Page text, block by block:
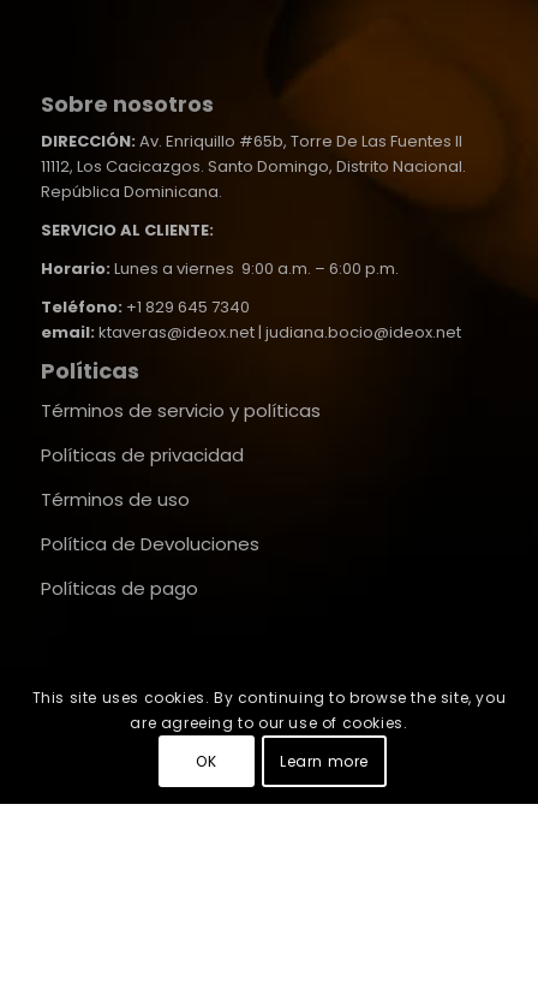
Sobre nosotros
DIRECCIÓN: Av. Enriquillo #65b, Torre De Las Fuentes II
11112, Los Cacicazgos. Santo Domingo, Distrito Nacional.
República Dominicana.
SERVICIO AL CLIENTE:
Horario: Lunes a viernes 9:00 a.m. – 6:00 p.m.
Teléfono: +1 829 645 7340
email: ktaveras@ideox.net | judiana.bocio@ideox.net
Políticas
Términos de servicio y políticas
Políticas de privacidad
Términos de uso
Política de Devoluciones
Políticas de pago
This site uses cookies. By continuing to browse the site, you
are agreeing to our use of cookies.
OK
Learn more